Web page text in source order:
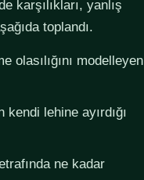
karşılıkları, yanlış
toplandı.
olasılığını modelleyen
lehine ayırdığı
ne kadar